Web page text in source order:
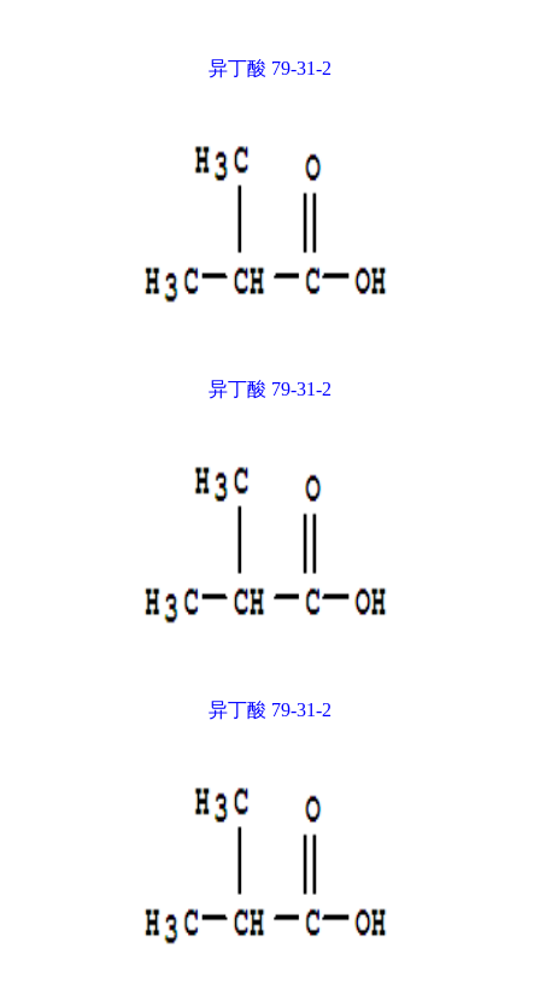
异丁酸 79-31-2
异丁酸 79-31-2
异丁酸 79-31-2